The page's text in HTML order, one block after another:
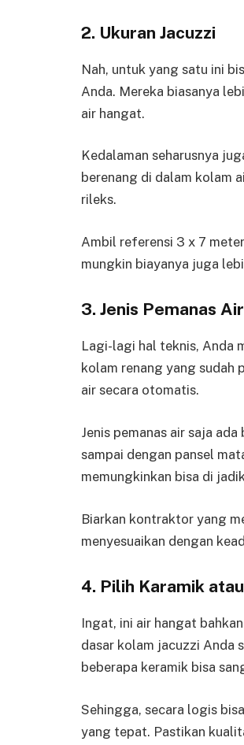
2. Ukuran Jacuzzi
Nah, untuk yang satu ini
Anda. Mereka biasanya
air hangat.
Kedalaman seharusnya
berenang di dalam kolam
rileks.
Ambil referensi 3 x 7
mungkin biayanya juga
3. Jenis Pemanas
Lagi-lagi hal teknis, Anda
kolam renang yang sudah
air secara otomatis.
Jenis pemanas air saja
sampai dengan pansel
memungkinkan bisa di
Biarkan kontraktor yang
menyesuaikan dengan
4. Pilih Karamik
Ingat, ini air hangat
dasar kolam jacuzzi Anda
beberapa keramik bisa
Sehingga, secara logis
yang tepat. Pastikan